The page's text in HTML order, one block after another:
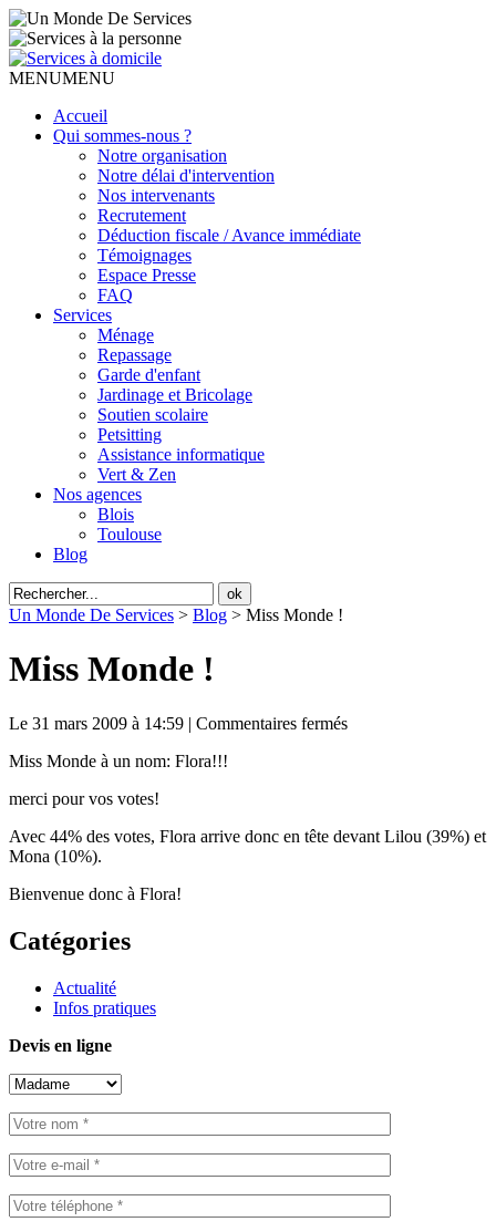
MENUMENU
Accueil
Qui sommes-nous ?
Notre organisation
Notre délai d'intervention
Nos intervenants
Recrutement
Déduction fiscale / Avance immédiate
Témoignages
Espace Presse
FAQ
Services
Ménage
Repassage
Garde d'enfant
Jardinage et Bricolage
Soutien scolaire
Petsitting
Assistance informatique
Vert & Zen
Nos agences
Blois
Toulouse
Blog
Un Monde De Services > Blog > Miss Monde !
Miss Monde !
Le 31 mars 2009 à 14:59 | Commentaires fermés
Miss Monde à un nom: Flora!!!
merci pour vos votes!
Avec 44% des votes, Flora arrive donc en tête devant Lilou (39%) et
Mona (10%).
Bienvenue donc à Flora!
Catégories
Actualité
Infos pratiques
Devis en ligne